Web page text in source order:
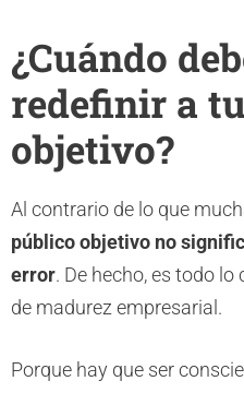
¿Cuándo
redefinir a
objetivo?
Al contrario de lo que
público objetivo no
error. De hecho, es todo
de madurez empresarial.
Porque hay que ser